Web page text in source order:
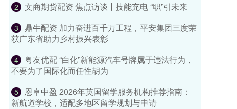
2 文商期货配资 焦点访谈丨技能充电 “职”引未来
3
鼎牛配资 加力奋进百千万工程，平安集团三度荣
获广东省助力乡村振兴表彰
4
粤友优配 “白化”新能源汽车号牌属于违法行为，
不要为了国际化而任性胡为
5
恩卓中盈 2026年英国留学服务机构推荐指南：
新航道学校，适配多地区留学规划与申请